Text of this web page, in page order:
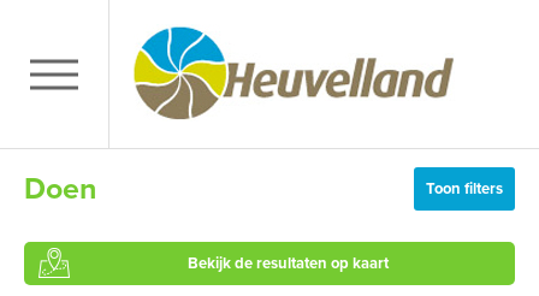
Doen
Bekijk de resultaten op kaart
Toon filters